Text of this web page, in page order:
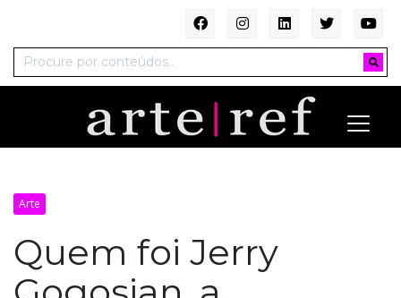
Arte
Quem foi Jerry